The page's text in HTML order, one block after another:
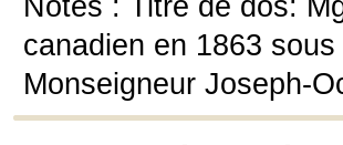
Notes : Titre de dos:
canadien en 1863
Monseigneur Joseph-